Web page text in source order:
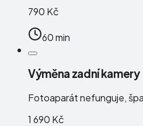
790 Kč
60 min
Výměna zadní kamery
Fotoaparát nefunguje,
1 690 Kč